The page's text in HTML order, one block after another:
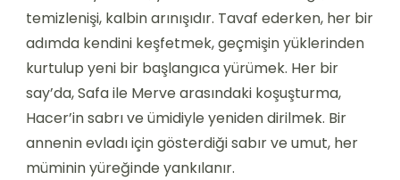
temizlenişi, kalbin arınışıdır. Tavaf ederken, her bir
adımda kendini keşfetmek, geçmişin yüklerinden
kurtulup yeni bir başlangıca yürümek. Her bir
say’da, Safa ile Merve arasındaki koşuşturma,
Hacer’in sabrı ve ümidiyle yeniden dirilmek. Bir
annenin evladı için gösterdiği sabır ve umut, her
müminin yüreğinde yankılanır.